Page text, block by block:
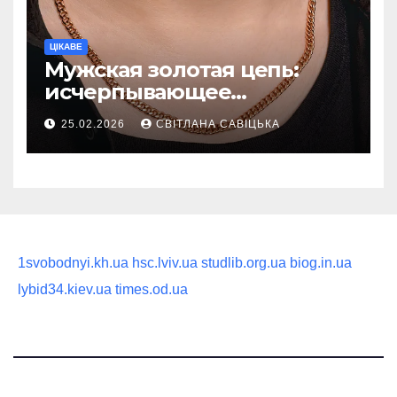
ЦІКАВЕ
Мужская золотая цепь:
исчерпывающее
руководство по выбору
статусного украшения
25.02.2026 СВІТЛАНА САВІЦЬКА
1svobodnyi.kh.ua hsc.lviv.ua studlib.org.ua biog.in.ua
lybid34.kiev.ua times.od.ua